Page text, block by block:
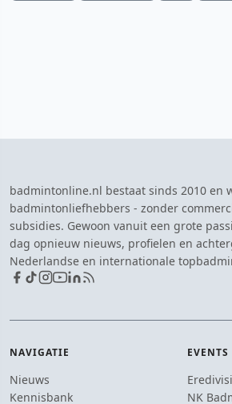
badmintonline.nl bestaat sinds 2010 en
badmintonliefhebbers - zonder
subsidies. Gewoon vanuit een grote
dag opnieuw nieuws, profielen en
Nederlandse en internationale
NAVIGATIE
Nieuws
Kennisbank
EVENTS
NK